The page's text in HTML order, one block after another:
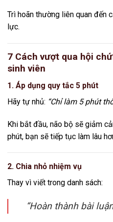
Trì hoãn thường liên quan đến
lực.
7 Cách vượt qua hội
sinh viên
1. Áp dụng quy tắc 5 phút
Hãy tự nhủ: “Chỉ làm 5 phút
Khi bắt đầu, não bộ sẽ giảm
phút, bạn sẽ tiếp tục làm lâu
2. Chia nhỏ nhiệm vụ
Thay vì viết trong danh sách:
“Hoàn thành bài